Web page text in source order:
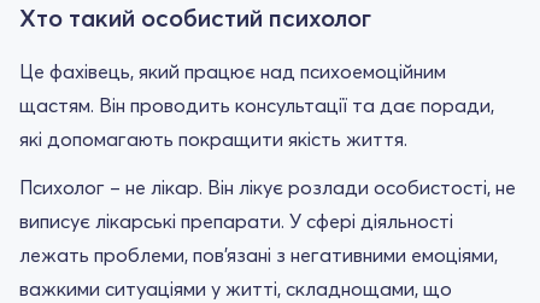
Хто такий особистий психолог
Це фахівець, який працює над психоемоційним
щастям. Він проводить консультації та дає поради,
які допомагають покращити якість життя.
Психолог – не лікар. Він лікує розлади особистості, не
виписує лікарські препарати. У сфері діяльності
лежать проблеми, пов'язані з негативними емоціями,
важкими ситуаціями у житті, складнощами, що